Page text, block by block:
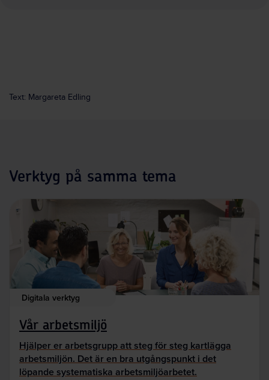
Text: Margareta Edling
Verktyg på samma tema
Digitala verktyg
Vår arbetsmiljö
Hjälper er arbetsgrupp att steg för steg kartlägga
arbetsmiljön. Det är en bra utgångspunkt i det
löpande systematiska arbetsmiljöarbetet.